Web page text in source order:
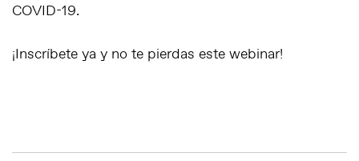
COVID-19.
¡Inscríbete ya y no te pierdas este webinar!